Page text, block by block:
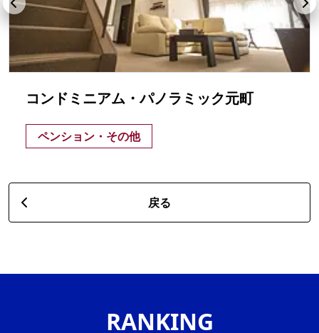
コンドミニアム・パノラミック元町
ペンション・その他
戻る